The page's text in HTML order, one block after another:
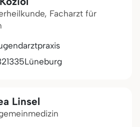
Facharzt für
21335Lüneburg
Linsel